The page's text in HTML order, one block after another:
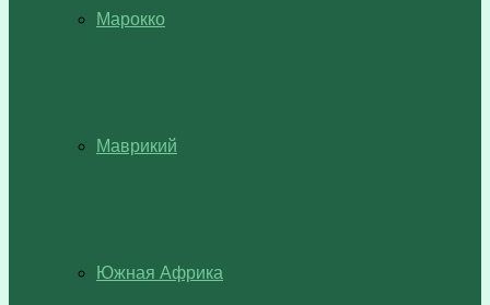
Марокко
Маврикий
Южная Африка